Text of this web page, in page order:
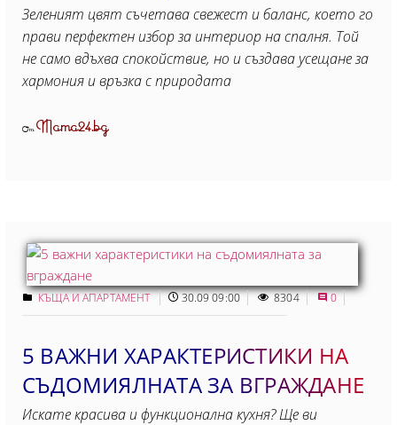
Зеленият цвят съчетава свежест и баланс, което го
прави перфектен избор за интериор на спалня. Той
не само вдъхва спокойствие, но и създава усещане за
хармония и връзка с природата
ОтMama24.bg
КЪЩА И АПАРТАМЕНТ 30.09 09:00 8304 0
5 ВАЖНИ ХАРАКТЕРИСТИКИ НА
СЪДОМИЯЛНАТА ЗА ВГРАЖДАНЕ
Искате красива и функционална кухня? Ще ви